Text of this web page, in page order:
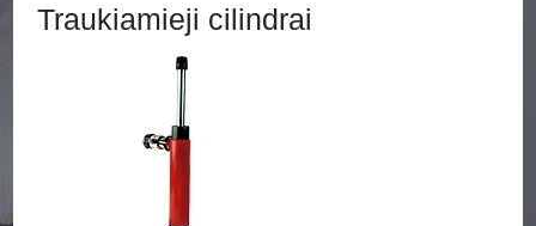
Traukiamieji cilindrai